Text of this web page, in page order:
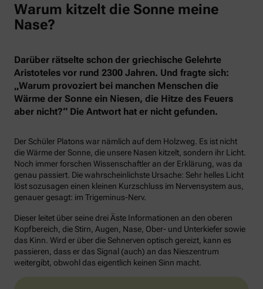
Warum kitzelt die Sonne meine
Nase?
Darüber rätselte schon der griechische Gelehrte
Aristoteles vor rund 2300 Jahren. Und fragte sich:
„Warum provoziert bei manchen Menschen die
Wärme der Sonne ein Niesen, die Hitze des Feuers
aber nicht?“ Die Antwort hat er nicht gefunden.
Der Schüler Platons war nämlich auf dem Holzweg. Es ist nicht
die Wärme der Sonne, die unsere Nasen kitzelt, sondern ihr Licht.
Noch immer forschen Wissenschaftler an der Erklärung, was da
genau passiert. Die wahrscheinlichste Ursache: Sehr helles Licht
löst sozusagen einen kleinen Kurzschluss im Nervensystem aus,
genauer gesagt: im Trigeminus-Nerv.
Dieser leitet über seine drei Äste Informationen an den oberen
Kopfbereich, die Stirn, Augen, Nase, Ober- und Unterkiefer sowie
das Kinn. Wird er über die Sehnerven optisch gereizt, kann es
passieren, dass er das Signal (auch) an das Nieszentrum
weitergibt, obwohl das eigentlich keinen Sinn macht.